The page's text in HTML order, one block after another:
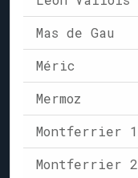
Mas de Gau
Méric
Mermoz
Montferrier 1
Montferrier 2